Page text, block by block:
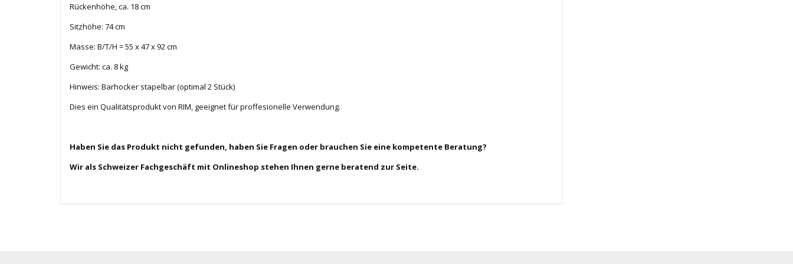
Rückenhöhe, ca. 18 cm
Sitzhöhe: 74 cm
Masse: B/T/H = 55 x 47 x 92 cm
Gewicht: ca. 8 kg
Hinweis: Barhocker stapelbar (optimal 2 Stück)
Dies ein Qualitätsprodukt von RIM, geeignet für proffesionelle Verwendung.
Haben Sie das Produkt nicht gefunden, haben Sie Fragen oder brauchen Sie eine kompetente Beratung?
Wir als Schweizer Fachgeschäft mit Onlineshop stehen Ihnen gerne beratend zur Seite.